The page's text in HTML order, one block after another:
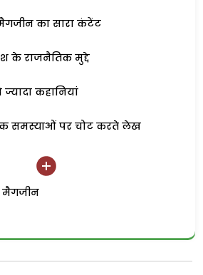
का सारा कंटेंट
के राजनैतिक मुद्दे
ज्यादा कहानियां
समस्याओं पर चोट करते लेख
मैगजीन